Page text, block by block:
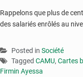
Rappelons que plus de
des salariés enrôlés au
Posted in Société
Tagged CAMU, Cartes
Firmin Ayessa